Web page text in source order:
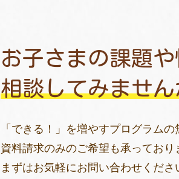
お子さまの課題
相談してみませ
「できる！」を増やすプログラム
資料請求のみのご希望も承っており
まずはお気軽にお問い合わせくださ